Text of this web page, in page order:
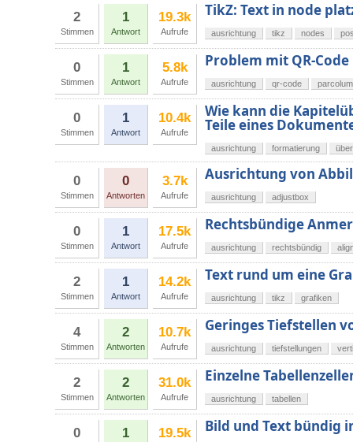
2
Stimmen
1
Antwort
19.3k
Aufrufe
TikZ: Text in node
ausrichtung tikz nodes
0
Stimmen
1
Antwort
5.8k
Aufrufe
Problem mit QR-
ausrichtung qr-code
0
Stimmen
1
Antwort
10.4k
Aufrufe
Wie kann die
Teile eines
ausrichtung formatierung
0
Stimmen
0
Antworten
3.7k
Aufrufe
Ausrichtung von
ausrichtung adjustbox
0
Stimmen
1
Antwort
17.5k
Aufrufe
Rechtsbündige
ausrichtung rechtsbündig
2
Stimmen
1
Antwort
14.2k
Aufrufe
Text rund um eine
ausrichtung tikz grafiken
4
Stimmen
2
Antworten
10.7k
Aufrufe
Geringes Tiefstellen
ausrichtung tiefstellungen
2
Stimmen
2
Antworten
31.0k
Aufrufe
Einzelne
ausrichtung tabellen
0 1 19.5k Bild und Text bündig